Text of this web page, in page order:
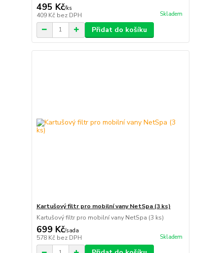
495 Kč/ks
409 Kč bez DPH Skladem
Přidat do košíku
Kartušový filtr pro mobilní vany NetSpa (3 ks)
Kartušový filtr pro mobilní vany NetSpa (3 ks)
699 Kč/sada
578 Kč bez DPH Skladem